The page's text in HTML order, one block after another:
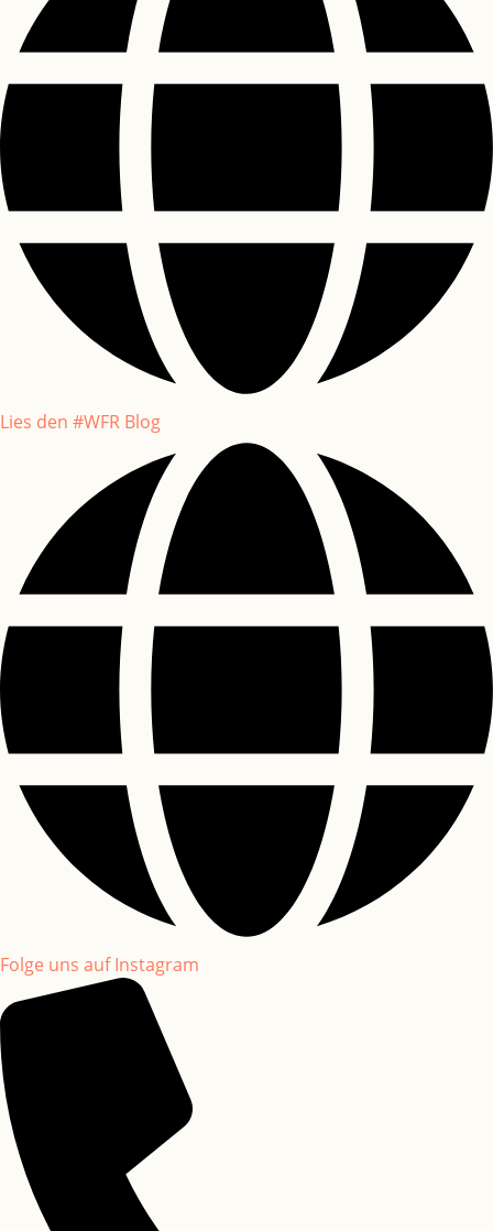
Lies den #WFR Blog
Folge uns auf Instagram